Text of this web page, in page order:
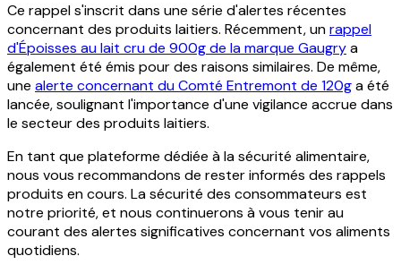
Ce rappel s'inscrit dans une série d'alertes récentes
concernant des produits laitiers. Récemment, unrappel
d'Époisses au lait cru de 900g de la marque Gaugrya
également été émis pour des raisons similaires. De même,
une alerte concernant du Comté Entremont de 120ga été
lancée, soulignant l'importance d'une vigilance accrue dans
le secteur des produits laitiers.
En tant que plateforme dédiée à la sécurité alimentaire,
nous vous recommandons de rester informés des rappels
produits en cours. La sécurité des consommateurs est
notre priorité, et nous continuerons à vous tenir au
courant des alertes significatives concernant vos aliments
quotidiens.